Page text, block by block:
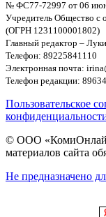
№ ФС77-72997 от 06
Учредитель Общество с
(ОГРН 1231100001802)
Главный редактор –
Телефон: 89225841110
Электронная почта:
Телефон редакции:
Пользовательское
© ООО
материалов сайта
Не предназначено